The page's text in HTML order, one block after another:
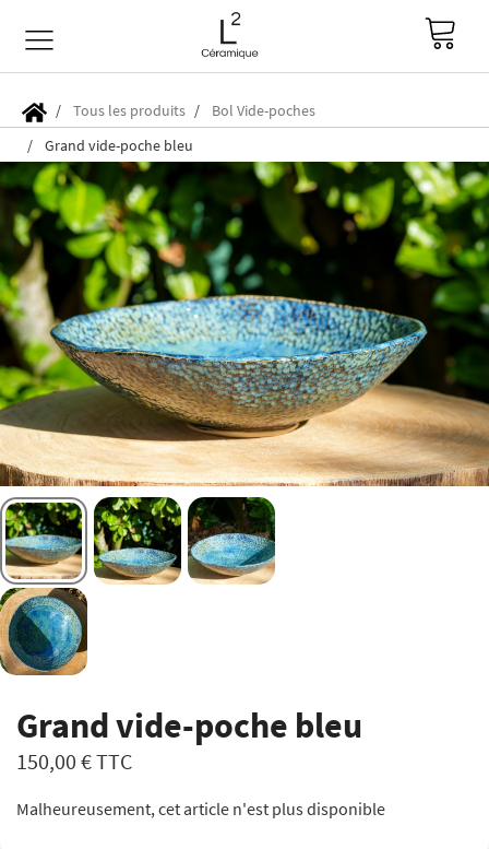
Tous les produits
Bol Vide-poches
Grand vide-poche bleu
Grand vide-poche bleu
150,00 €TTC
Malheureusement, cet article n'est plus disponible